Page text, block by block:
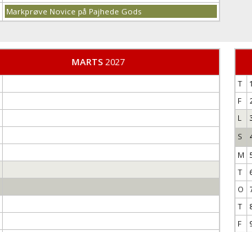
Markprøve Novice på Pajhede Gods
MARTS 2027
T
1
F
L
S
M
T
O
T
F